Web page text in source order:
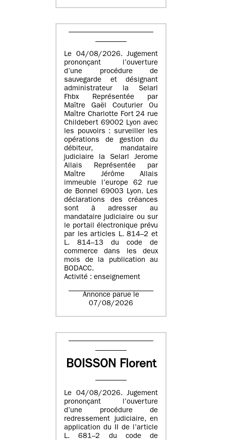
Le 04/08/2026. Jugement
prononçant l’ouverture
d’une procédure de
sauvegarde et désignant
administrateur la Selarl
Fhbx Représentée par
Maître Gaël Couturier Ou
Maître Charlotte Fort 24 rue
Childebert 69002 Lyon avec
les pouvoirs : surveiller les
opérations de gestion du
débiteur, mandataire
judiciaire la Selarl Jerome
Allais Représentée par
Maître Jérôme Allais
immeuble l’europe 62 rue
de Bonnel 69003 Lyon. Les
déclarations des créances
sont à adresser au
mandataire judiciaire ou sur
le portail électronique prévu
par les articles L. 814–2 et
L. 814–13 du code de
commerce dans les deux
mois de la publication au
BODACC.
Activité : enseignement
Annonce parue le
07/08/2026
BOISSON Florent
Le 04/08/2026. Jugement
prononçant l’ouverture
d’une procédure de
redressement judiciaire, en
application du II de l’article
L. 681–2 du code de